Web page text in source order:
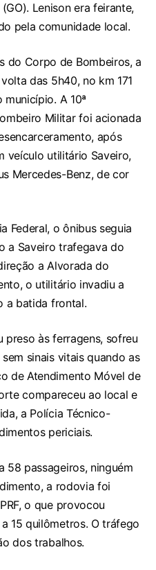
Lenison era feirante,
pela comunidade local.
do Corpo de Bombeiros, a
das 5h40, no km 171
A 10ª
Militar foi acionada
após
veículo utilitário Saveiro,
Mercedes-Benz, de cor
Federal, o ônibus seguia
a Saveiro trafegava do
a Alvorada do
o utilitário invadiu a
a batida frontal.
às ferragens, sofreu
sinais vitais quando as
de Atendimento Móvel de
compareceu ao local e
a Polícia Técnico-
periciais.
58 passageiros, ninguém
a rodovia foi
o que provocou
15 quilômetros. O tráfego
dos trabalhos.